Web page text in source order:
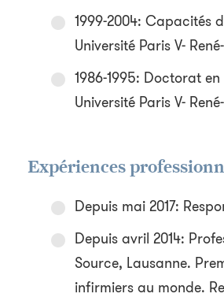
1999-2004: Capacités
Université Paris V-
1986-1995: Doctorat
Université Paris V-
Expériences
Depuis mai 2017:
Depuis avril 2014:
Source, Lausanne.
infirmiers au monde.